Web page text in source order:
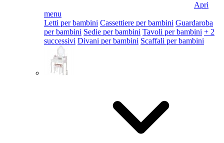
Apri
menu
Letti per bambini Cassettiere per bambini Guardaroba
per bambini Sedie per bambini Tavoli per bambini + 2
successivi Divani per bambini Scaffali per bambini